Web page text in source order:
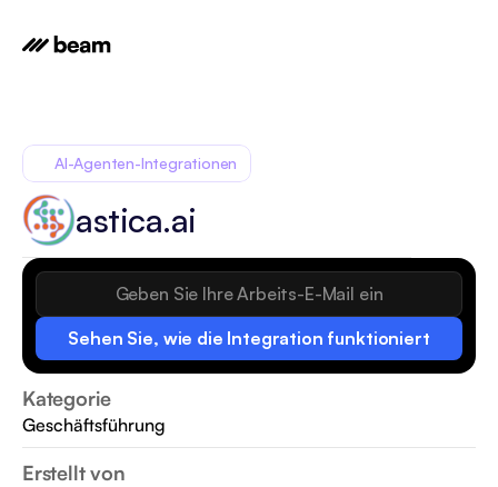
Sehen Sie, wie die Integration funktioniert
Kategorie
Geschäftsführung
Erstellt von
AI-Agenten-Integrationen
astica.ai